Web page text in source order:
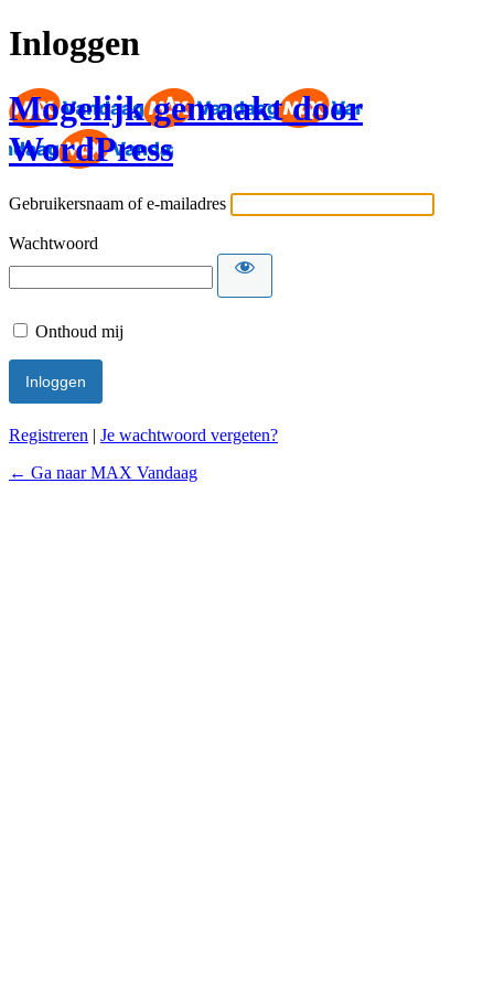
Inloggen
Mogelijk gemaakt door
WordPress
Gebruikersnaam of e-mailadres
Wachtwoord
Onthoud mij
Registreren | Je wachtwoord vergeten?
← Ga naar MAX Vandaag